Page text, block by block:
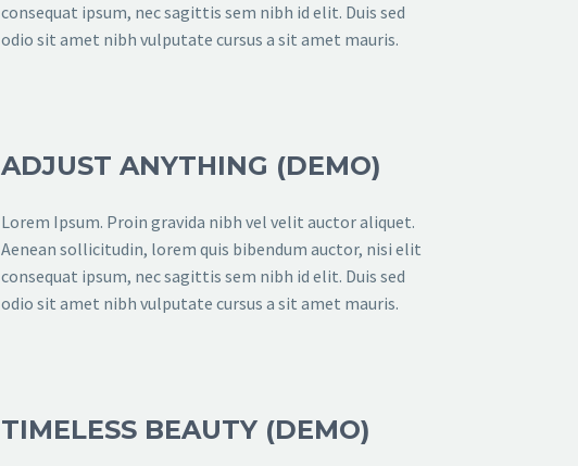
consequat ipsum, nec sagittis sem nibh id elit. Duis sed
odio sit amet nibh vulputate cursus a sit amet mauris.
ADJUST ANYTHING (DEMO)
Lorem Ipsum. Proin gravida nibh vel velit auctor aliquet.
Aenean sollicitudin, lorem quis bibendum auctor, nisi elit
consequat ipsum, nec sagittis sem nibh id elit. Duis sed
odio sit amet nibh vulputate cursus a sit amet mauris.
TIMELESS BEAUTY (DEMO)